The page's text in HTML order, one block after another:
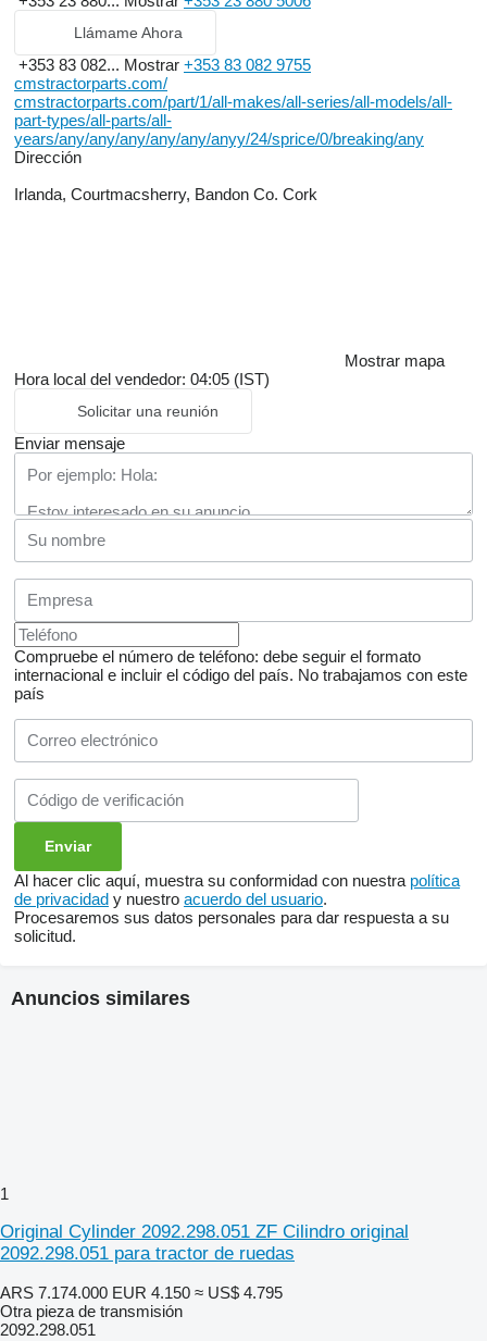
Llámame Ahora
+353 83 082... Mostrar +353 83 082 9755
cmstractorparts.com/
cmstractorparts.com/part/1/all-makes/all-series/all-models/all-
part-types/all-parts/all-
years/any/any/any/any/any/anyy/24/sprice/0/breaking/any
Dirección
Irlanda, Courtmacsherry, Bandon Co. Cork
Mostrar mapa
Hora local del vendedor: 04:05 (IST)
Solicitar una reunión
Enviar mensaje
Compruebe el número de teléfono: debe seguir el formato
internacional e incluir el código del país. No trabajamos con este
país
Al hacer clic aquí, muestra su conformidad con nuestra política
de privacidad y nuestro acuerdo del usuario.
Procesaremos sus datos personales para dar respuesta a su
solicitud.
Anuncios similares
1
Original Cylinder 2092.298.051 ZF Cilindro original
2092.298.051 para tractor de ruedas
ARS 7.174.000 EUR 4.150 ≈ US$ 4.795
Otra pieza de transmisión
2092.298.051